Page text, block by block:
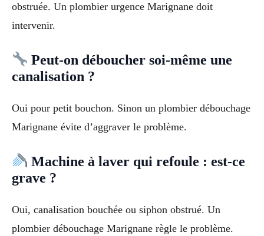
obstruée. Un plombier urgence Marignane doit
intervenir.
Peut-on déboucher soi-même une
canalisation ?
Oui pour petit bouchon. Sinon un plombier débouchage
Marignane évite d’aggraver le problème.
Machine à laver qui refoule : est-ce
grave ?
Oui, canalisation bouchée ou siphon obstrué. Un
plombier débouchage Marignane règle le problème.